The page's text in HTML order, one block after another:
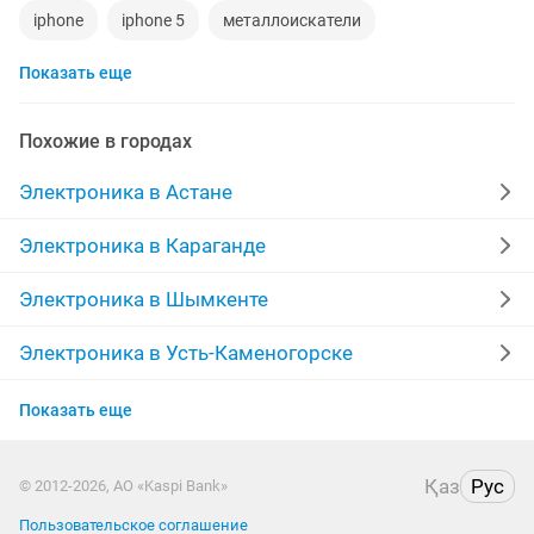
iphone iphone 5 металлоискатели
видеокарты
материнская плата процессор
стиральная машина apple watch
беспроводные наушники
обмен ddr2 xiaomi gtx macbook
компьютер
Показать еще
Похожие в городах
Электроника в Астане
Электроника в Караганде
Электроника в Шымкенте
Электроника в Усть-Каменогорске
Электроника в Актобе
Электроника в Таразе
Показать еще
© 2012-2026, АО «Kaspi Bank» Қаз Рус
Пользовательское соглашение